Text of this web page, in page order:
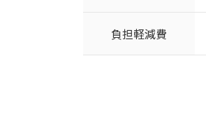
負担軽減費